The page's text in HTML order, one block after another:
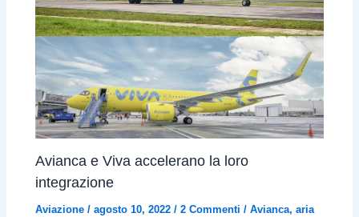
Avianca e Viva accelerano la loro
integrazione
Aviazione /agosto 10, 2022/2 Commenti /Avianca,aria